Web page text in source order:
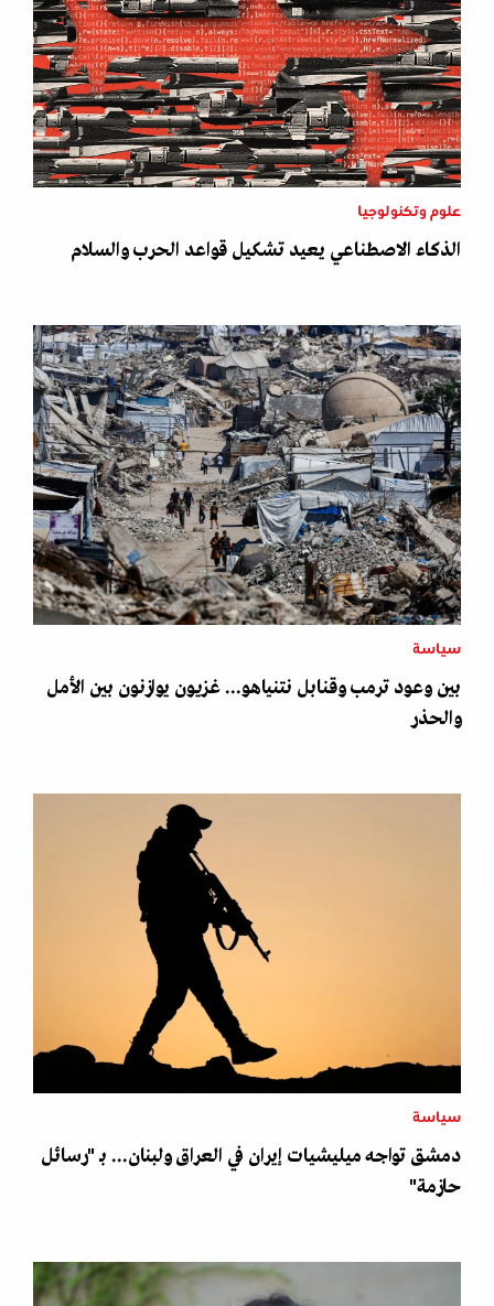
علوم وتكنولوجيا
الذكاء الاصطناعي يعيد تشكيل قواعد الحرب والسلام
سياسة
بين وعود ترمب وقنابل نتنياهو... غزيون يوازنون بين الأمل
والحذر
سياسة
دمشق تواجه ميليشيات إيران في العراق ولبنان... بـ "رسائل
حازمة"